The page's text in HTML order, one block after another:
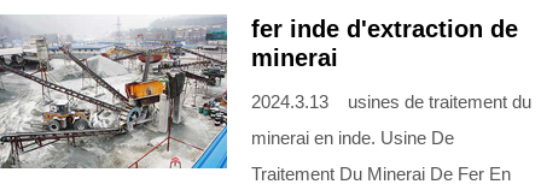
fer inde d'extraction de
minerai
2024.3.13 usines de traitement du
minerai en inde. Usine De
Traitement Du Minerai De Fer En